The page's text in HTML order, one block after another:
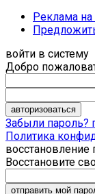
Реклама на
войти в систему
Добро
Забыли пароль?
Политика
восстановление
Восстановите